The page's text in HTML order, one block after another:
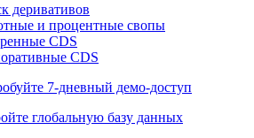
деривативов
и процентные свопы
CDS
CDS
7-дневный демо-доступ
глобальную базу данных